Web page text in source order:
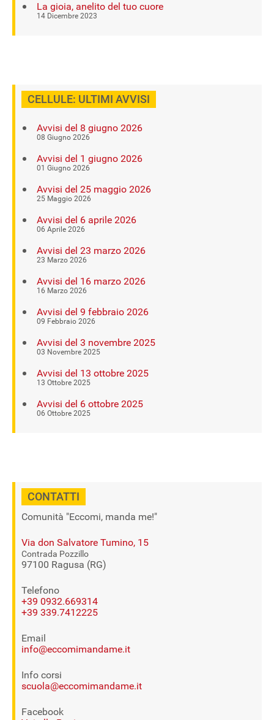
La gioia, anelito del tuo cuore
14 Dicembre 2023
CELLULE: ULTIMI AVVISI
Avvisi del 8 giugno 2026
08 Giugno 2026
Avvisi del 1 giugno 2026
01 Giugno 2026
Avvisi del 25 maggio 2026
25 Maggio 2026
Avvisi del 6 aprile 2026
06 Aprile 2026
Avvisi del 23 marzo 2026
23 Marzo 2026
Avvisi del 16 marzo 2026
16 Marzo 2026
Avvisi del 9 febbraio 2026
09 Febbraio 2026
Avvisi del 3 novembre 2025
03 Novembre 2025
Avvisi del 13 ottobre 2025
13 Ottobre 2025
Avvisi del 6 ottobre 2025
06 Ottobre 2025
CONTATTI
Comunità "Eccomi, manda me!"
Via don Salvatore Tumino, 15
Contrada Pozzillo
97100 Ragusa (RG)
Telefono
+39 0932.669314
+39 339.7412225
Email
info@eccomimandame.it
Info corsi
scuola@eccomimandame.it
Facebook